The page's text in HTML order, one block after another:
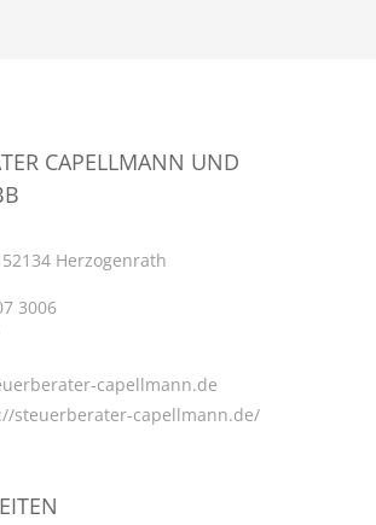
CAPELLMANN UND
Herzogenrath
3006
capellmann.de
steuerberater-capellmann.de/